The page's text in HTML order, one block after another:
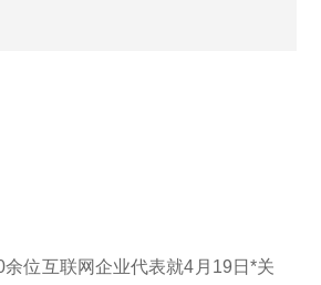
位互联网企业代表就4月19日*关